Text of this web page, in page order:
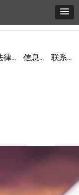
法律研究 信息发布 联系我们